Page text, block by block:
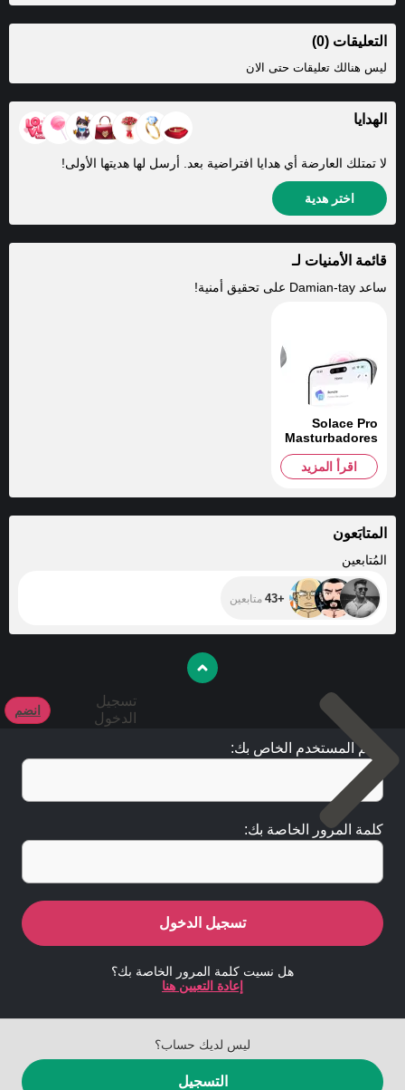
التعليقات (0)
ليس هنالك تعليقات حتى الان
الهدايا
لا تمتلك العارضة أي هدايا افتراضية بعد. أرسل لها هديتها الأولى!
اختر هدية
قائمة الأمنيات لـ
ساعد Damian-tay على تحقيق أمنية!
Solace Pro
Masturbadores
اقرأ المزيد
المتابَعون
المُتابعين
+43 متابعين
تسجيل
الدخول
انضم
اسم المستخدم الخاص بك:
كلمة المرور الخاصة بك:
تسجيل الدخول
هل نسيت كلمة المرور الخاصة بك؟
إعادة التعيين هنا
ليس لديك حساب؟
التسجيل